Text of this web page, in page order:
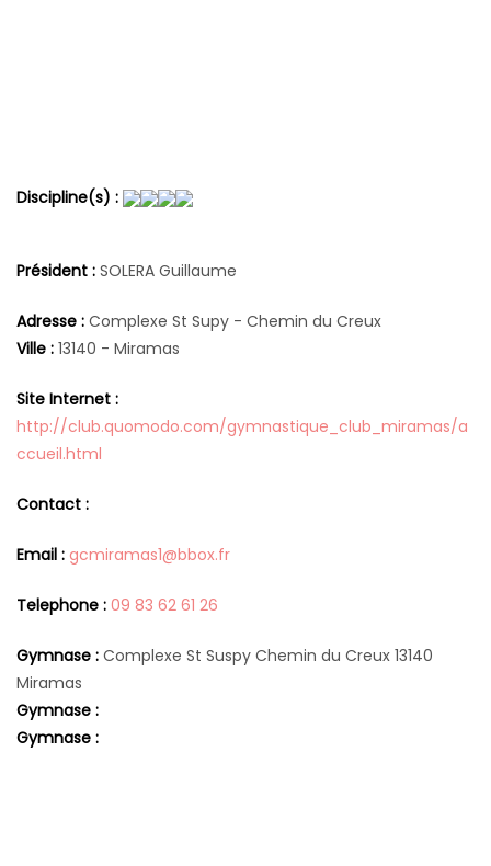
Discipline(s) :
Président : SOLERA Guillaume
Adresse : Complexe St Supy - Chemin du Creux
Ville : 13140 - Miramas
Site Internet :
http://club.quomodo.com/gymnastique_club_miramas/a
ccueil.html
Contact :
Email : gcmiramas1@bbox.fr
Telephone : 09 83 62 61 26
Gymnase : Complexe St Suspy Chemin du Creux 13140
Miramas
Gymnase :
Gymnase :